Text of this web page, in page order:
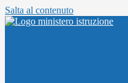
Salta al contenuto